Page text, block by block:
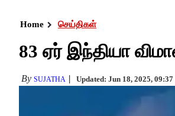
Home செய்திகள்
83 ஏர் இந்தியா
By SUJATHA Updated: Jun 18, 2025,